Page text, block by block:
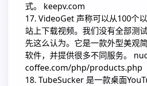
式。 keepv.com
17. VideoGet 声称可以从100个
站上下载视频。我们没有全部测
先这么认为。它是一款外型美观
软件，并提供很多不同服务。
coffee.com/php/products.php
18. TubeSucker 是一款桌面